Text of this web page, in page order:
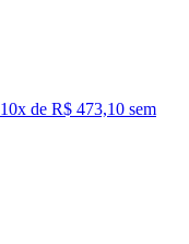
10x de R$ 473,10 sem